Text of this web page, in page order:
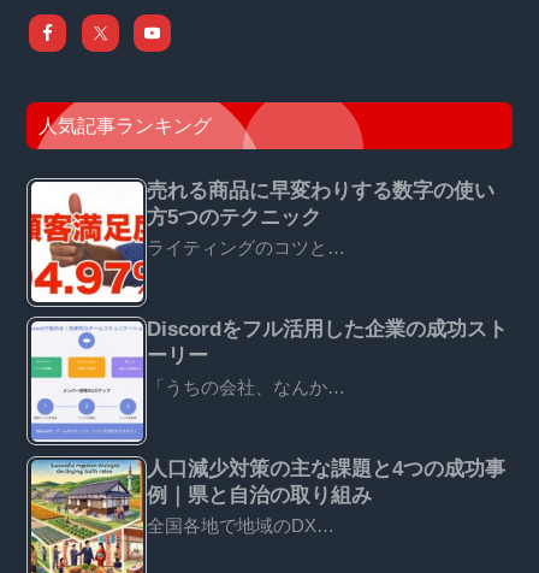
人気記事ランキング
売れる商品に早変わりする数字の使い
方5つのテクニック
ライティングのコツと…
Discordをフル活用した企業の成功スト
ーリー
「うちの会社、なんか…
人口減少対策の主な課題と4つの成功事
例｜県と自治の取り組み
全国各地で地域のDX…